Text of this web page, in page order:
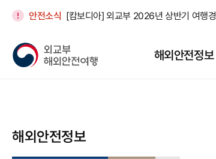
안전소식
해외안전정보
해외안전정보